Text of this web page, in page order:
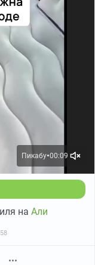
Пикабу●00:09
на Али